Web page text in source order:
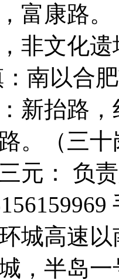
富康路
非文化
南以合
新抬路
。（三
元： 负
城高速
，半岛